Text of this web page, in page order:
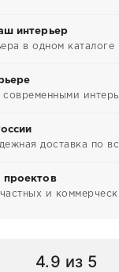
интерьер
в одном каталоге
доставка по
проектов
и
4.9 из 5